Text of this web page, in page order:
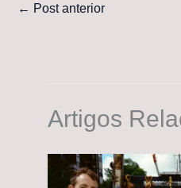
← Post anterior
Artigos